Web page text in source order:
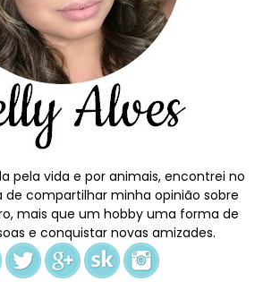
pela vida e por animais, encontrei no
compartilhar minha opinião sobre
mais que um hobby uma forma de
e conquistar novas amizades.